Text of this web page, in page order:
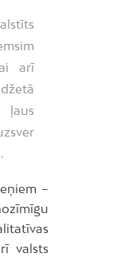
arī
ļaus
–
valsts